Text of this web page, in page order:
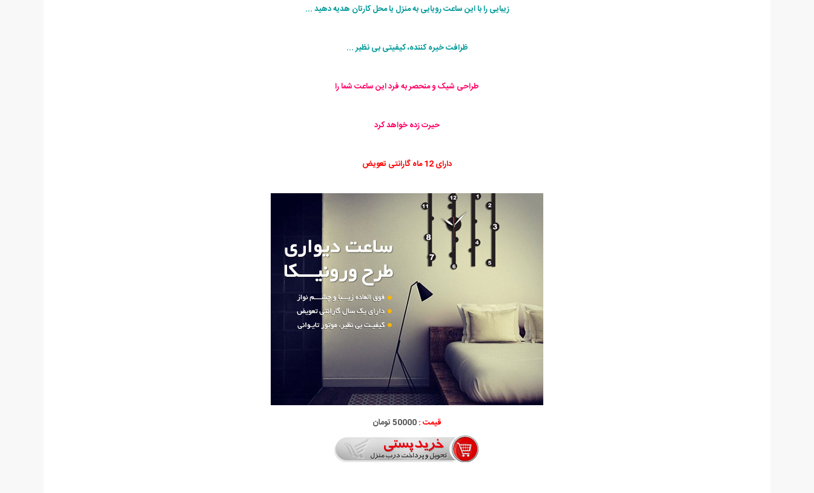
زیبایی را با این ساعت رویایی به منزل یا محل کارتان هدیه دهید ...
ظرافت خیره کننده، کیفیتی بی نظیر ...
طراحی شیک و منحصر به فرد این ساعت شما را
حیرت زده خواهد کرد
دارای 12 ماه گارانتی تعویض
قیمت :50000 تومان